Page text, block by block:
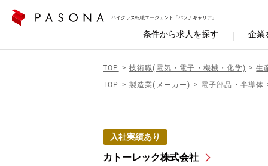
ハイクラス転職エージェント「パソナキャリア」
条件から求人を探す 企業
TOP 技術職(電気・電子・機械・化学)
生
TOP
製造業(メーカー) 電子部品・半導体
入社実績あり
カトーレック株式会社